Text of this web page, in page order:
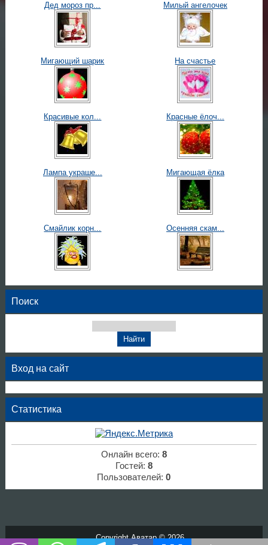
Дед мороз пр... Милый ангелочек
Мигающий шарик На счастье
Красивые кол... Красные ёлоч...
Лампа украше... Мигающая ёлка
Смайлик корн... Осенняя скам...
Поиск
Вход на сайт
Статистика
Онлайн всего: 8
Гостей: 8
Пользователей:0
Copyright Аватар © 2026